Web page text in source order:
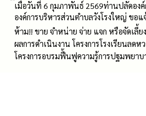
เมื่อวันที่ 6 กุมภาพันธ์ 2569ท่านปลัดอง
องค์การบริหารส่วนตำบลวังโรงใหญ่ ข
ห้าม!! ขาย จำหน่าย จ่าย แจก หรือจัดเลี้
ผลการดำเนินงาน โครงการโรงเรียนลด
โครงการอบรมฟื้นฟูความรู้การปฐมพยา